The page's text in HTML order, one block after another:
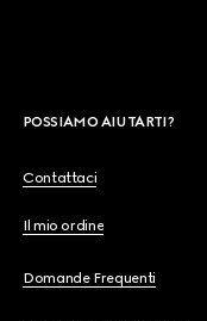
POSSIAMO AIUTARTI?
Contattaci
Il mio ordine
Domande Frequenti